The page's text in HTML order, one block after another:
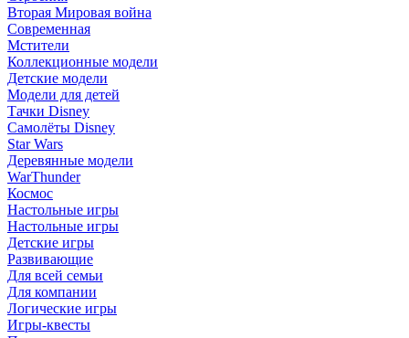
Вторая Мировая война
Современная
Мстители
Коллекционные модели
Детские модели
Модели для детей
Тачки Disney
Самолёты Disney
Star Wars
Деревянные модели
WarThunder
Космос
Настольные игры
Настольные игры
Детские игры
Развивающие
Для всей семьи
Для компании
Логические игры
Игры-квесты